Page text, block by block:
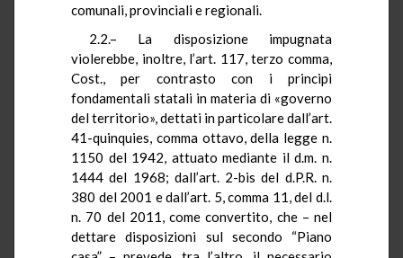
comunali, provinciali e regionali.
2.2.– La disposizione impugnata
violerebbe, inoltre, l’art. 117, terzo comma,
Cost., per contrasto con i principi
fondamentali statali in materia di «governo
del territorio», dettati in particolare dall’art.
41-quinquies, comma ottavo, della legge n.
1150 del 1942, attuato mediante il d.m. n.
1444 del 1968; dall’art. 2-bis del d.P.R. n.
380 del 2001 e dall’art. 5, comma 11, del d.l.
n. 70 del 2011, come convertito, che – nel
dettare disposizioni sul secondo “Piano